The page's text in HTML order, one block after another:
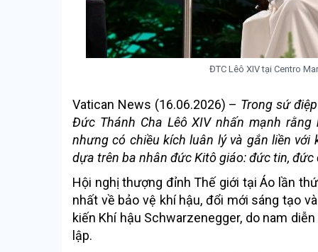
ĐTC Lêô XIV tại Centro
Vatican News (16.06.2026) – Trong sứ
Đức Thánh Cha Lêô XIV nhấn mạnh
nhưng có chiều kích luân lý và gắn liền
dựa trên ba nhân đức Kitô giáo: đức tin, đức
Hội nghị thượng đỉnh Thế giới tại Áo lần
nhất về bảo vệ khí hậu, đổi mới sáng tạo
kiến Khí hậu Schwarzenegger, do nam
lập.